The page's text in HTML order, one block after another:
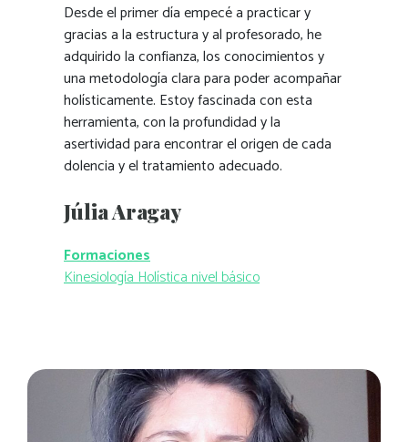
Desde el primer día empecé a practicar y
gracias a la estructura y al profesorado, he
adquirido la confianza, los conocimientos y
una metodología clara para poder acompañar
holísticamente. Estoy fascinada con esta
herramienta, con la profundidad y la
asertividad para encontrar el origen de cada
dolencia y el tratamiento adecuado.
Júlia Aragay
Formaciones
Kinesiología Holística nivel básico